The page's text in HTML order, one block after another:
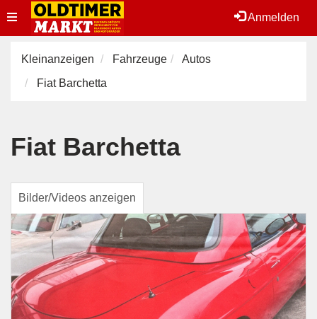
Anmelden
Toggle
navigation
Kleinanzeigen Fahrzeuge
Autos
Fiat Barchetta
Fiat Barchetta
Bilder/Videos anzeigen